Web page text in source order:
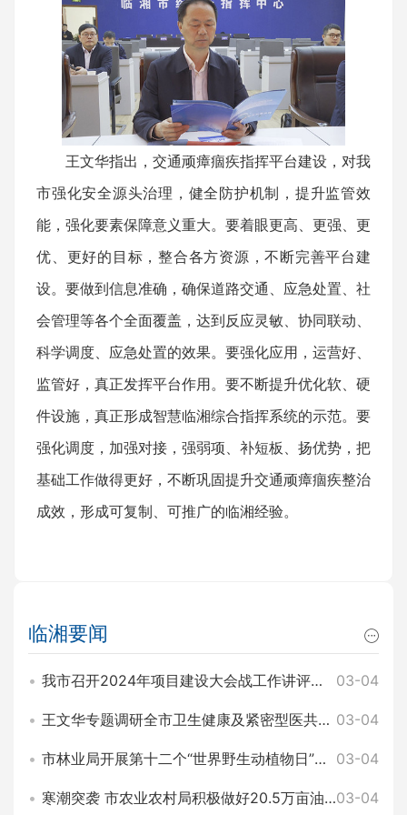
王文华指出，交通顽瘴痼疾指挥平台建设，对我
市强化安全源头治理，健全防护机制，提升监管效
能，强化要素保障意义重大。要着眼更高、更强、更
优、更好的目标，整合各方资源，不断完善平台建
设。要做到信息准确，确保道路交通、应急处置、社
会管理等各个全面覆盖，达到反应灵敏、协同联动、
科学调度、应急处置的效果。要强化应用，运营好、
监管好，真正发挥平台作用。要不断提升优化软、硬
件设施，真正形成智慧临湘综合指挥系统的示范。要
强化调度，加强对接，强弱项、补短板、扬优势，把
基础工作做得更好，不断巩固提升交通顽瘴痼疾整治
成效，形成可复制、可推广的临湘经验。
临湘要闻
我市召开2024年项目建设大会战工作讲评暨2025年园区项目建设大会战工作动员会 王文华 刘琦出席 03-04
王文华专题调研全市卫生健康及紧密型医共体建设工作 刘琦参加 03-04
市林业局开展第十二个“世界野生动植物日”主题宣传活动 03-04
寒潮突袭 市农业农村局积极做好20.5万亩油菜田间管理和防寒工作03-04